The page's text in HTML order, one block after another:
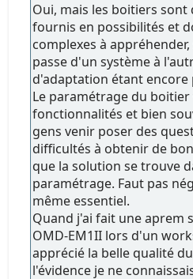
Oui, mais les boitiers sont
fournis en possibilités et
complexes à
passe d'un système à
d'adaptation étant
Le paramétrage du
fonctionnalités et bien
gens venir poser des
difficultés à obtenir de
que la solution se trouve
paramétrage. Faut pas
même essentiel.
Quand j'ai fait une aprem
OMD-EM1II lors d'un
apprécié la belle qualité
l'évidence je ne